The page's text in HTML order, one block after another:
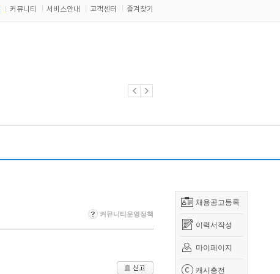
커뮤니티 서비스안내 고객센터 즐겨찾기
채용공고등록
이력서작성
마이페이지
캐시충전
커뮤니티운영정책